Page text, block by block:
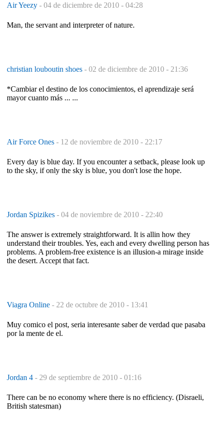
Air Yeezy - 04 de diciembre de 2010 - 04:28
Man, the servant and interpreter of nature.
christian louboutin shoes - 02 de diciembre de 2010 - 21:36
*Cambiar el destino de los conocimientos, el aprendizaje será
mayor cuanto más ... ...
Air Force Ones - 12 de noviembre de 2010 - 22:17
Every day is blue day. If you encounter a setback, please look up
to the sky, if only the sky is blue, you don't lose the hope.
Jordan Spizikes - 04 de noviembre de 2010 - 22:40
The answer is extremely straightforward. It is allin how they
understand their troubles. Yes, each and every dwelling person has
problems. A problem-free existence is an illusion-a mirage inside
the desert. Accept that fact.
Viagra Online - 22 de octubre de 2010 - 13:41
Muy comico el post, seria interesante saber de verdad que pasaba
por la mente de el.
Jordan 4 - 29 de septiembre de 2010 - 01:16
There can be no economy where there is no efficiency. (Disraeli,
British statesman)